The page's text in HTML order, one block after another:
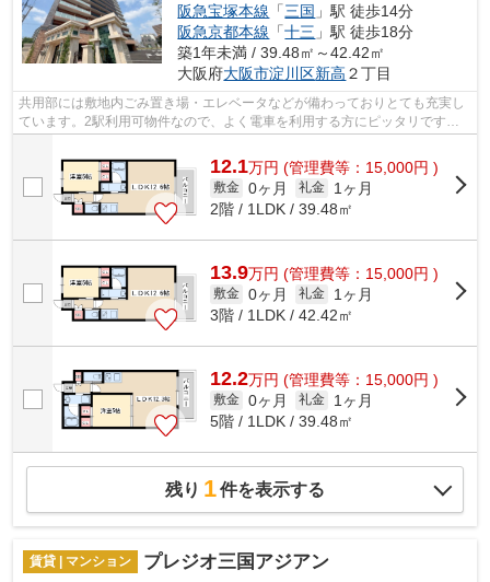
阪急宝塚本線 「三国 」駅 徒歩14分
阪急京都本線 「十三 」駅 徒歩18分
築1年未満 / 39.48㎡～42.42㎡
大阪府大阪市淀川区新高 ２丁目
共用部には敷地内ごみ置き場・エレベータなどが備わっておりとても充実し
ています。2駅利用可物件なので、よく電車を利用する方にピッタリです
12.1万円 (管理費等：15,000円 )
敷金 0ヶ月 礼金
1ヶ月
2階 / 1LDK / 39.48㎡
13.9万円 (管理費等：15,000円 )
敷金 0ヶ月 礼金
1ヶ月
3階 / 1LDK / 42.42㎡
12.2万円 (管理費等：15,000円 )
敷金 0ヶ月 礼金
1ヶ月
5階 / 1LDK / 39.48㎡
残り 1件を表示する
賃貸 | マンション プレジオ三国アジアン